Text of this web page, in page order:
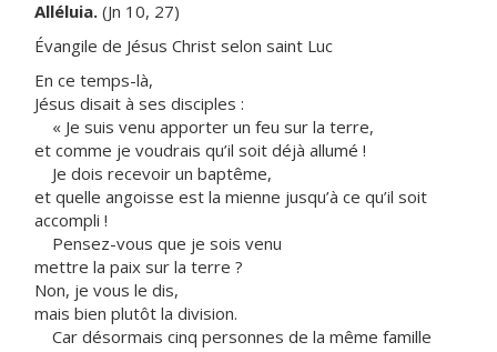
Alléluia. (Jn 10, 27)
Évangile de Jésus Christ selon saint Luc
En ce temps-là,
Jésus disait à ses disciples :
« Je suis venu apporter un feu sur la terre,
et comme je voudrais qu’il soit déjà allumé !
Je dois recevoir un baptême,
et quelle angoisse est la mienne jusqu’à ce qu’il soit
accompli !
Pensez-vous que je sois venu
mettre la paix sur la terre ?
Non, je vous le dis,
mais bien plutôt la division.
Car désormais cinq personnes de la même famille